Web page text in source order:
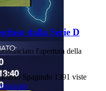
dalla Serie D
l'apertura della
Spagnulo 1391 viste